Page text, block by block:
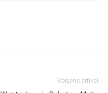
Volgend artikel